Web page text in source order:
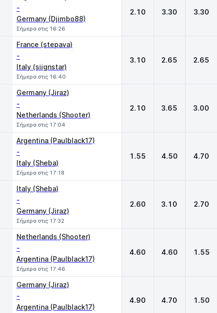
-
Germany (Djimbo88)
Σήμερα στις 16:26
2.10 3.30 3.30
France (stepava)
-
Italy (siignstar)
Σήμερα στις 16:40
3.10 2.65 2.65
Germany (Jiraz)
-
Netherlands (Shooter)
Σήμερα στις 17:04
2.10 3.65 3.00
Argentina (Paulblack17)
-
Italy (Sheba)
Σήμερα στις 17:18
1.55 4.50 4.70
Italy (Sheba)
-
Germany (Jiraz)
Σήμερα στις 17:32
2.60 3.10 2.70
Netherlands (Shooter)
-
Argentina (Paulblack17)
Σήμερα στις 17:46
4.60 4.60 1.55
Germany (Jiraz)
-
Argentina (Paulblack17)
4.90 4.70 1.50